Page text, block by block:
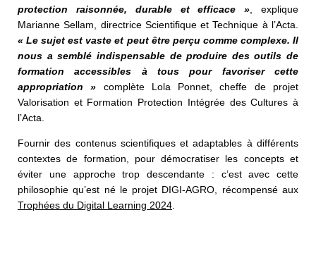
protection raisonnée, durable
et efficace » , explique
Marianne Sellam, directrice Scientifique et Technique à l’Acta.
« Le sujet est vaste et peut être perçu comme complexe. Il
nous a semblé indispensable de produire des outils de
formation accessibles à tous
pour favoriser cette
appropriation
»
complète Lola Ponnet, cheffe de projet
Valorisation et Formation Protection Intégrée des Cultures à
l’Acta.
Fournir des contenus scientifiques et adaptables à différents
contextes de formation, pour démocratiser les concepts et
éviter une approche trop descendante : c’est avec cette
philosophie qu’est né le projet DIGI-AGRO, récompensé aux
Trophées du Digital Learning 2024